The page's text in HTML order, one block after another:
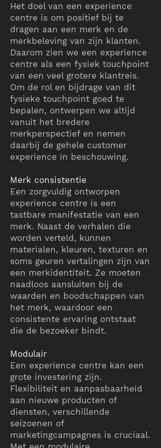
Het doel van een experience
centre is om positief bij te
dragen aan een merk en de
merkbeleving van zijn klanten.
Daarom zien we een experience
centre als een fysiek touchpoint
van een veel grotere klantreis.
Om de rol en bijdrage van dit
fysieke touchpoint goed te
bepalen, ontwerpen we altijd
vanuit het bredere
merkperspectief en nemen
daarbij de gehele customer
experience in beschouwing.
Merk consistentie
Een zorgvuldig ontworpen
experience centre is een
tastbare manifestatie van een
merk. Naast de verhalen die
worden verteld, kunnen
materialen, kleuren, texturen en
soms geuren vertalingen zijn van
een merkidentiteit. Ze moeten
naadloos aansluiten bij de
waarden en boodschappen van
het merk, waardoor een
consistente ervaring ontstaat
die de bezoeker bindt.
Modulair
Een experience centre kan een
grote investering zijn.
Flexibiliteit en aanpasbaarheid
aan nieuwe producten of
diensten, verschillende
seizoenen of
marketingcampagnes is cruciaal.